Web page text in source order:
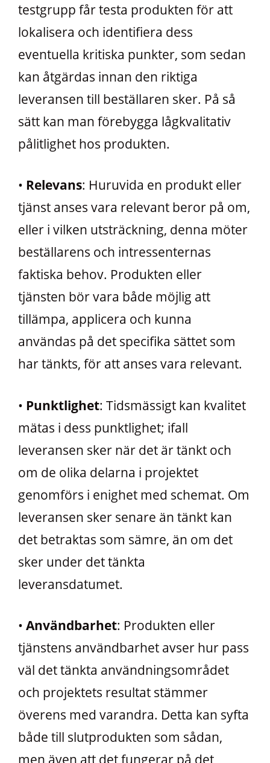
testgrupp får testa produkten för att
lokalisera och identifiera dess
eventuella kritiska punkter, som sedan
kan åtgärdas innan den riktiga
leveransen till beställaren sker. På så
sätt kan man förebygga lågkvalitativ
pålitlighet hos produkten.
• Relevans: Huruvida en produkt eller
tjänst anses vara relevant beror på om,
eller i vilken utsträckning, denna möter
beställarens och intressenternas
faktiska behov. Produkten eller
tjänsten bör vara både möjlig att
tillämpa, applicera och kunna
användas på det specifika sättet som
har tänkts, för att anses vara relevant.
• Punktlighet: Tidsmässigt kan kvalitet
mätas i dess punktlighet; ifall
leveransen sker när det är tänkt och
om de olika delarna i projektet
genomförs i enighet med schemat. Om
leveransen sker senare än tänkt kan
det betraktas som sämre, än om det
sker under det tänkta
leveransdatumet.
• Användbarhet: Produkten eller
tjänstens användbarhet avser hur pass
väl det tänkta användningsområdet
och projektets resultat stämmer
överens med varandra. Detta kan syfta
både till slutprodukten som sådan,
men även att det fungerar på det